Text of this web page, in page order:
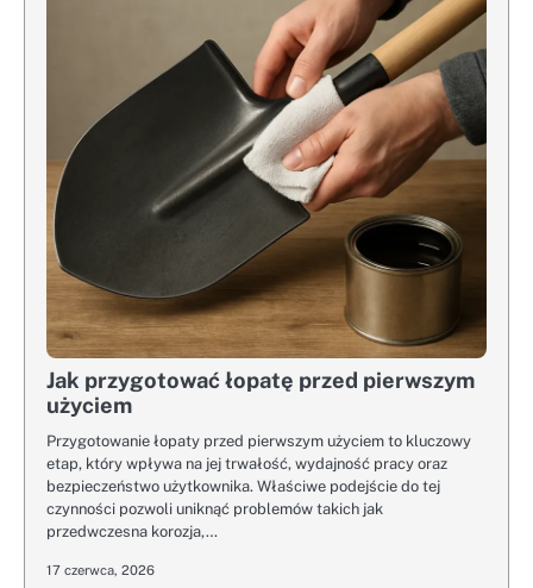
Jak przygotować łopatę przed pierwszym
użyciem
Przygotowanie łopaty przed pierwszym użyciem to kluczowy
etap, który wpływa na jej trwałość, wydajność pracy oraz
bezpieczeństwo użytkownika. Właściwe podejście do tej
czynności pozwoli uniknąć problemów takich jak
przedwczesna korozja,…
17 czerwca, 2026